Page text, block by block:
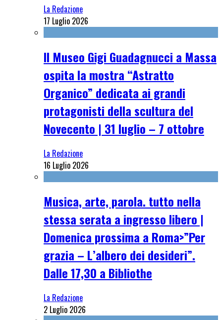
La Redazione
17 Luglio 2026
Il Museo Gigi Guadagnucci a Massa
ospita la mostra “Astratto
Organico” dedicata ai grandi
protagonisti della scultura del
Novecento | 31 luglio – 7 ottobre
La Redazione
16 Luglio 2026
Musica, arte, parola. tutto nella
stessa serata a ingresso libero |
Domenica prossima a Roma>”Per
grazia – L’albero dei desideri”.
Dalle 17,30 a Bibliothe
La Redazione
2 Luglio 2026